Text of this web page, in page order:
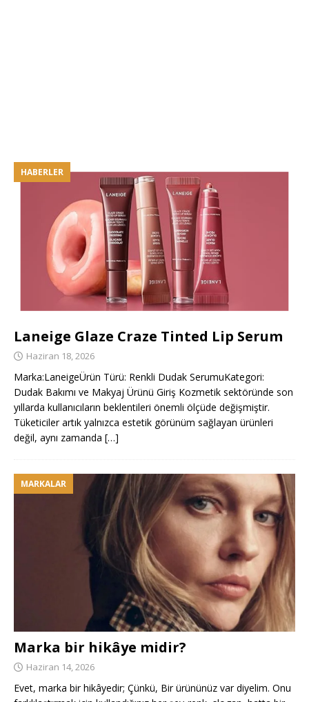
HABERLER
Laneige Glaze Craze Tinted Lip Serum
Haziran 18, 2026
Marka:LaneigeÜrün Türü: Renkli Dudak SerumuKategori:
Dudak Bakımı ve Makyaj Ürünü Giriş Kozmetik sektöründe son
yıllarda kullanıcıların beklentileri önemli ölçüde değişmiştir.
Tüketiciler artık yalnızca estetik görünüm sağlayan ürünleri
değil, aynı zamanda […]
MARKALAR
Marka bir hikâye midir?
Haziran 14, 2026
Evet, marka bir hikâyedir; Çünkü, Bir ürününüz var diyelim. Onu